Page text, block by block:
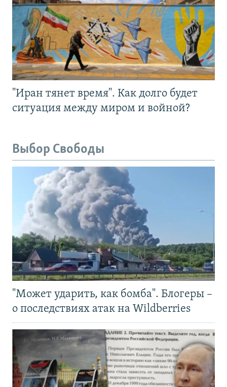
"Иран тянет время". Как долго будет
ситуация между миром и войной?
Выбор Свободы
"Может ударить, как бомба". Блогеры –
о последствиях атак на Wildberries